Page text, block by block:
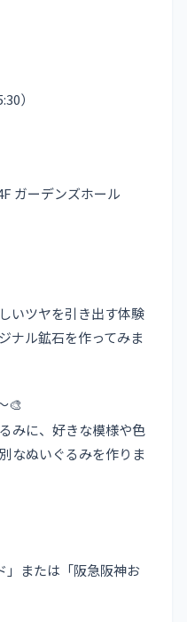
）
ガーデンズホール
いツヤを引き出す体験
ナル鉱石を作ってみま
🎨
みに、好きな模様や色
なぬいぐるみを作りま
」または「阪急阪神お